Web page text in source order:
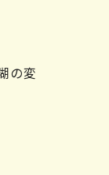
の変